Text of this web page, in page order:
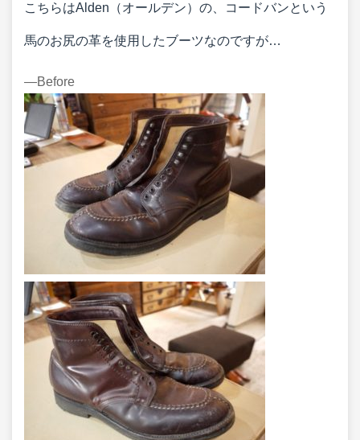
こちらはAlden（オールデン）の、コードバンという
馬のお尻の革を使用したブーツなのですが…
―Before